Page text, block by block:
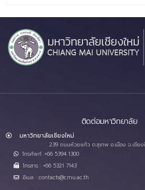
ติดต่อมหาวิทยาลัย
มหาวิทยาลัยเชียงใหม่
239 ถนนห้วยแก้ว ต.สุเทพ อ.เมือง จ.เชีย
โทรศัพท์ :+66 5394 1300
โทรสาร : +66 5321 7143
อีเมล : contacts@cmu.ac.th